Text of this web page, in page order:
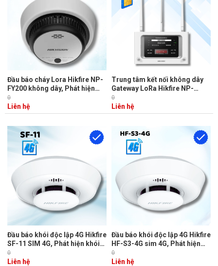
Đầu báo cháy Lora Hikfire NP-
FY200 không dây, Phát hiện
khói và nhiệt, Báo động âm
thanh (≥ 85 dB@3m), pin 5 năm
0
Liên hệ
Trung tâm kết nối không dây
Gateway LoRa Hikfire NP-
FTG200 SIM 4G, Kết nối 128
thiết bị, Báo động âm thanh (≥
75dB@3m)
0
Liên hệ
Đầu báo khói độc lập 4G Hikfire
SF-11 SIM 4G, Phát hiện khói
và nhiệt, Báo động âm thanh (≥
85dB@3m) và đèn báo
0
Liên hệ
Đầu báo khói độc lập 4G Hikfire
HF-S3-4G sim 4G, Phát hiện
khói và nhiệt, Báo động âm
thanh (≥ 85dB@3m) & đèn
0
Liên hệ